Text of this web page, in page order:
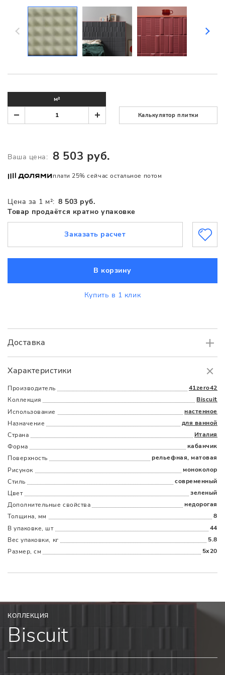
Характеристики
Производитель
41zero42
Коллекция
Biscuit
Использование
настенное
Назначение
для ванной
Страна
Италия
Форма
кабанчик
Поверхность
рельефная, матовая
Рисунок
моноколор
Стиль
современный
Цвет
зеленый
Дополнительные cвойства
недорогая
Толщина, мм
8
В упаковке, шт
44
Вес упаковки, кг
5.8
Размер, см
5x20
Доставка
Доставка
НаличымиКартойПо счетуДолями
Цена за 1 м²: 8 503 руб.
Товар продаётся кратно упаковке
м²
Калькулятор плитки
Ваша цена: 8 503 руб.
плати 25% сейчас остальное потом
В корзину
Купить в 1 клик
Заказать расчет
КОЛЛЕКЦИЯ
Biscuit